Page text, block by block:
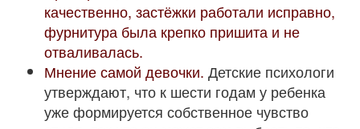
качественно, застёжки работали исправно,
фурнитура была крепко пришита и не
отваливалась.
Мнение самой девочки. Детские психологи
утверждают, что к шести годам у ребенка
уже формируется собственное чувство